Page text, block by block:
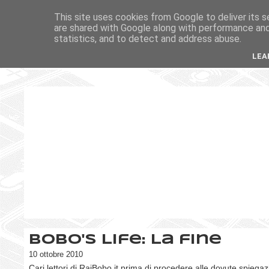
Bobo's Life: La fine
10 ottobre 2010
This site uses cookies from Google to deliver its
are shared with Google along with performance
statistics, and to detect and address abuse.